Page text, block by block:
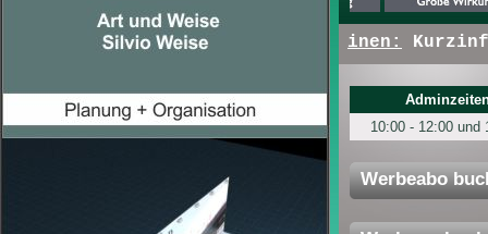
+ + +Hier erscheinen:Kurzinfos
10:00 - 12:00 und
Werbeabo